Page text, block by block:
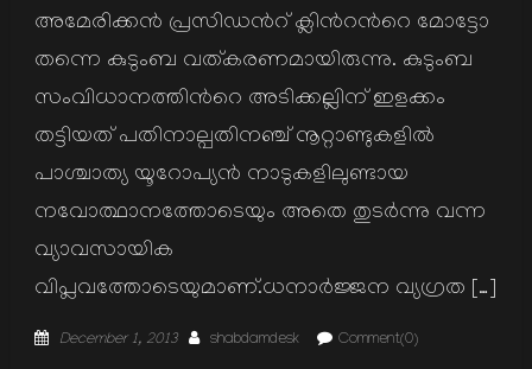
അമേരിക്കന്‍ പ്രസിഡന്‍റ് ക്ലിന്‍റന്‍റെ മോട്ടോ
തന്നെ കുടുംബ വത്കരണമായിരുന്നു. കുടുംബ
സംവിധാനത്തിന്‍റെ അടിക്കല്ലിന് ഇളക്കം
തട്ടിയത് പതിനാല്പതിനഞ്ച് നൂറ്റാണ്ടുകളില്‍
പാശ്ചാത്യ യൂറോപ്യന്‍ നാടുകളിലുണ്ടായ
നവോത്ഥാനത്തോടെയും അതെ തുടര്‍ന്നു വന്ന
വ്യാവസായിക
വിപ്ലവത്തോടെയുമാണ്.ധനാര്‍ജ്ജന വ്യഗ്രത […]
Posted
December 1, 2013 Author
shabdamdesk Comment(0)